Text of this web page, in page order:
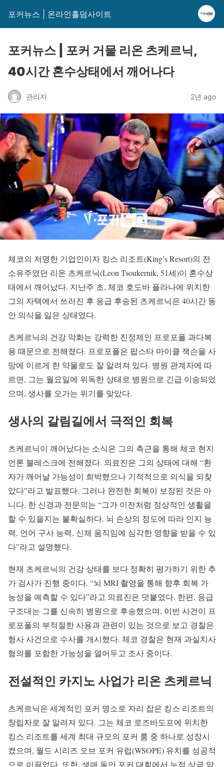
포커뉴스 | 온라인홀덤사이트
포커뉴스 | 포커 거물 리온 츠케르닉,
40시간 혼수상태에서 깨어나다
관리자 2년 ago
체코의 저명한 기업인이자 킹스 리조트(King’s Resort)의 전
소유주였던 리온 츠케르닉(Leon Tsoukernik, 51세)이 혼수상
태에서 깨어났다. 지난주 초, 체코 호도바 플라나에 위치한
그의 자택에서 쓰러진 후 응급 후송된 츠케르닉은 40시간 동
안 의식을 잃은 상태였다.
츠케르닉의 건강 악화는 강력한 진정제인 프로포폴 과다복
용 때문으로 전해졌다. 프로포폴은 팝스타 마이클 잭슨을 사
망에 이르게 한 약물로도 잘 알려져 있다. 병원 관계자에 따
르면, 그는 월요일에 위독한 상태로 병원으로 긴급 이송되었
으며, 생사를 오가는 위기를 맞았다.
생사의 갈림길에서 극적인 회복
츠케르닉이 깨어났다는 소식은 그의 측근을 통해 체코 현지
언론 블레스크에 전해졌다. 의료진은 그의 상태에 대해 “환
자가 깨어날 가능성이 희박했으나 기적적으로 의식을 되찾
았다”라고 발표했다. 그러나 완전한 회복이 보장된 것은 아
니다. 한 신경과 전문의는 “그가 이전처럼 정상적인 생활을
할 수 있을지는 불확실하다. 뇌 손상의 정도에 따라 인지 능
력, 언어 구사 능력, 신체 움직임에 심각한 영향을 받을 수 있
다”라고 설명했다.
현재 츠케르닉의 건강 상태를 보다 정확히 평가하기 위한 추
가 검사가 진행 중이다. “뇌 MRI 촬영을 통해 향후 회복 가
능성을 예측할 수 있다”라고 의료진은 덧붙였다. 한편, 응급
구조대는 그를 신속히 병원으로 후송했으며, 이번 사건이 프
로포폴의 부적절한 사용과 관련이 있는 것으로 보고 경찰은
형사 사건으로 수사를 개시했다. 체코 경찰은 현재 과실치사
혐의를 포함한 가능성을 열어두고 조사 중이다.
전설적인 카지노 사업가 리온 츠케르닉
츠케르닉은 세계적인 포커 명소로 자리 잡은 킹스 리조트의
창립자로 잘 알려져 있다. 그는 체코 로즈바도프에 위치한
킹스 리조트를 세계 최대 규모의 포커 룸 중 하나로 성장시
켰으며, 월드 시리즈 오브 포커 유럽(WSOPE) 유치를 성공적
으로 이끌었다. 또한, 생애 동안 포커 대회에서 누적 상금 약